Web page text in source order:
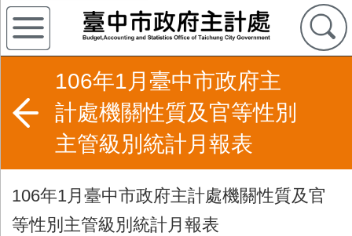
106年1月臺中市政府主
計處機關性質及官等性別
主管級別統計月報表
106年1月臺中市政府主計處機關性質及官
等性別主管級別統計月報表